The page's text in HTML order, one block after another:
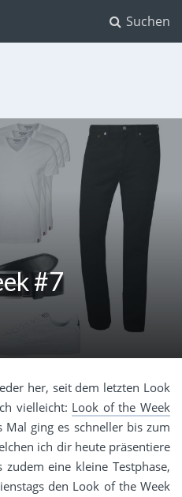
Suchen
#7
her, seit dem letzten Look
vielleicht: Look of the Week
Mal ging es schneller bis zum
ich dir heute präsentiere
eine kleine Testphase,
den Look of the Week